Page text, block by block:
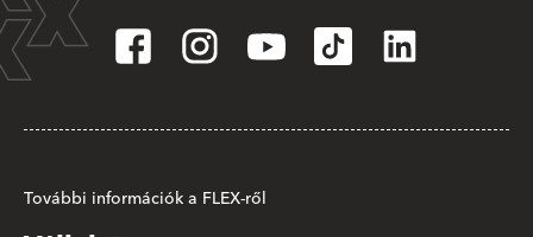
További információk a FLEX-ről